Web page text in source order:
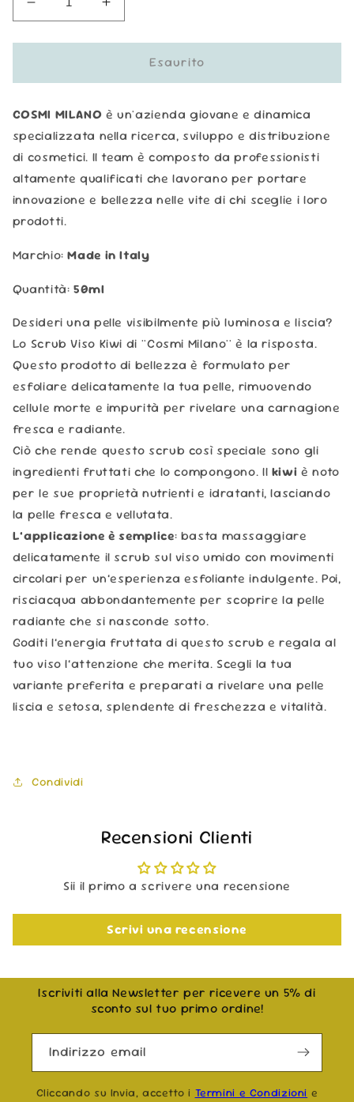
Diminuisci
quantità
per
Scrub
Viso
Aumenta
quantità
per
Scrub
Viso
Esaurito
COSMI MILANO è un'azienda giovane e dinamica
specializzata nella ricerca, sviluppo e distribuzione
di cosmetici. Il team è composto da professionisti
altamente qualificati che lavorano per portare
innovazione e bellezza nelle vite di chi sceglie i loro
prodotti.
Marchio:Made in Italy
Quantità:50ml
Desideri una pelle visibilmente più luminosa e liscia?
Lo Scrub Viso Kiwi di ''Cosmi Milano'' è la risposta.
Questo prodotto di bellezza è formulato per
esfoliare delicatamente la tua pelle, rimuovendo
cellule morte e impurità per rivelare una carnagione
fresca e radiante.
Ciò che rende questo scrub così speciale sono gli
ingredienti fruttati che lo compongono. Il kiwi è noto
per le sue proprietà nutrienti e idratanti, lasciando
la pelle fresca e vellutata.
L’applicazione è semplice: basta massaggiare
delicatamente il scrub sul viso umido con movimenti
circolari per un’esperienza esfoliante indulgente. Poi,
risciacqua abbondantemente per scoprire la pelle
radiante che si nasconde sotto.
Goditi l’energia fruttata di questo scrub e regala al
tuo viso l’attenzione che merita. Scegli la tua
variante preferita e preparati a rivelare una pelle
liscia e setosa, splendente di freschezza e vitalità.
Condividi
Recensioni Clienti
Sii il primo a scrivere una recensione
Scrivi una recensione
Iscriviti alla Newsletter per ricevere un 5% di
sconto sul tuo primo ordine!
Indirizzo email
Cliccando su Invia, accetto i Termini e Condizioni e